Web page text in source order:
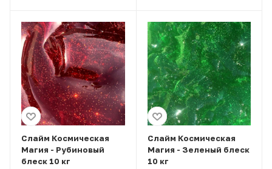
Слайм Космическая
Магия - Рубиновый
блеск 10 кг
Слайм Космическая
Магия - Зеленый блеск
10 кг